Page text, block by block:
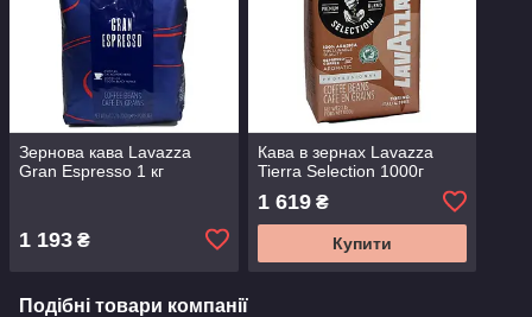
Зернова кава Lavazza
Gran Espresso 1 кг
1 193 ₴
Кава в зернах Lavazza
Tierra Selection 1000г
1 619₴
Купити
Подібні товари компанії